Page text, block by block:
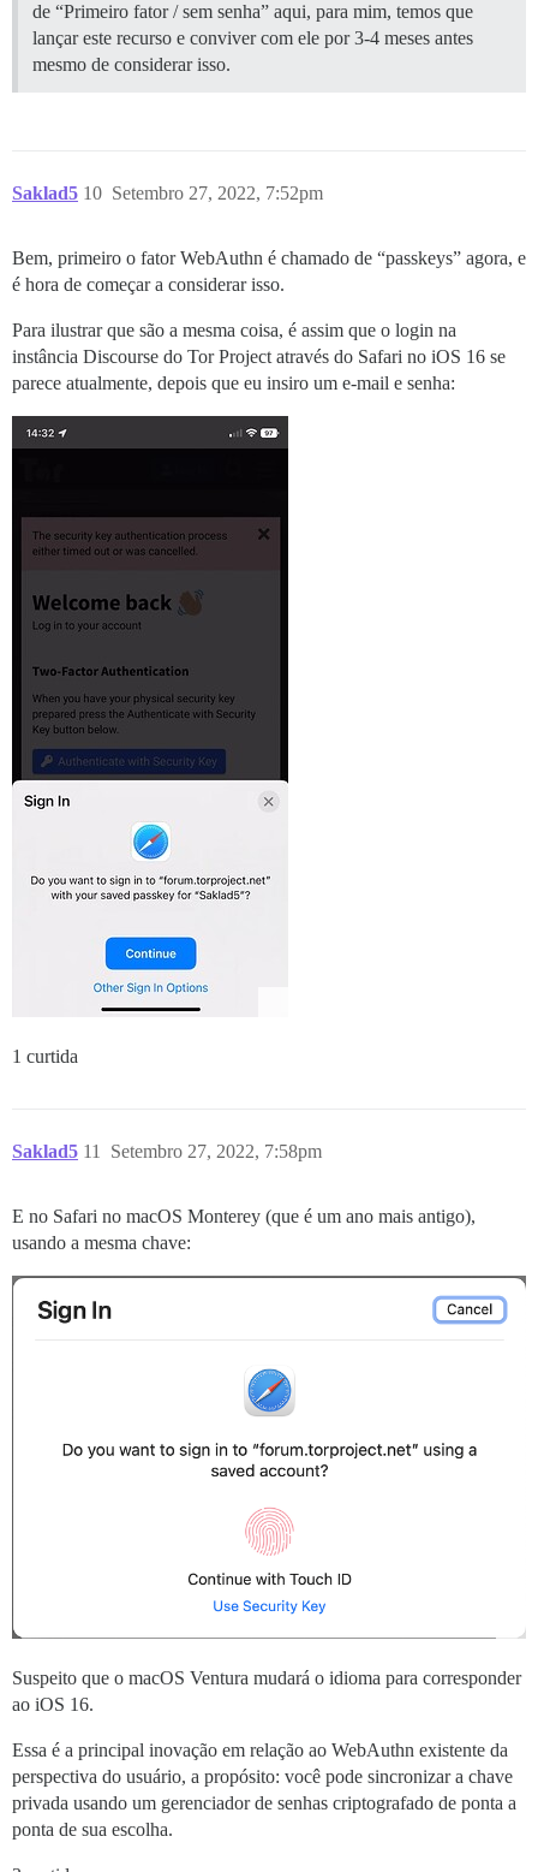
de “Primeiro fator / sem senha” aqui, para mim, temos que
lançar este recurso e conviver com ele por 3-4 meses antes
mesmo de considerar isso.
Saklad5 Setembro 27, 2022, 7:52pm
10
Bem, primeiro o fator WebAuthn é chamado de “passkeys” agora, e
é hora de começar a considerar isso.
Para ilustrar que são a mesma coisa, é assim que o login na
instância Discourse do Tor Project através do Safari no iOS 16 se
parece atualmente, depois que eu insiro um e-mail e senha:
1 curtida
Saklad5 Setembro 27, 2022, 7:58pm
11
E no Safari no macOS Monterey (que é um ano mais antigo),
usando a mesma chave:
Suspeito que o macOS Ventura mudará o idioma para corresponder
ao iOS 16.
Essa é a principal inovação em relação ao WebAuthn existente da
perspectiva do usuário, a propósito: você pode sincronizar a chave
privada usando um gerenciador de senhas criptografado de ponta a
ponta de sua escolha.